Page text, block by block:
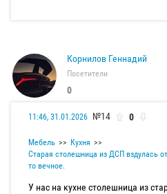
Корнилов Геннадий
Посетители
0
11:46, 31.01.2026 №14 0
Мебель
Кухня
Старая столешница из ДСП вздулась
то вечное.
У нас на кухне столешница из